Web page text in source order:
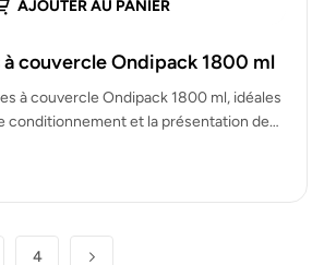
AJOUTER AU PANIER
couvercle Ondipack 1800 ml
à couvercle Ondipack 1800 ml, idéales
conditionnement et la présentation de
4